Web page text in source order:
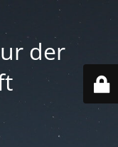
der